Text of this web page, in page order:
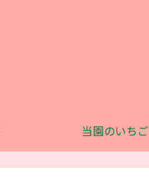
当園のいちご